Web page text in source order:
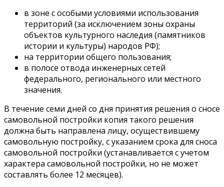
в зоне с особыми условиями использования
территорий (за исключением зоны охраны
объектов культурного наследия (памятников
истории и культуры) народов РФ);
на территории общего пользования;
в полосе отвода инженерных сетей
федерального, регионального или местного
значения.
В течение семи дней со дня принятия решения о сносе
самовольной постройки копия такого решения
должна быть направлена лицу, осуществившему
самовольную постройку, с указанием срока для сноса
самовольной постройки (устанавливается с учетом
характера самовольной постройки, но не может
составлять более 12 месяцев).